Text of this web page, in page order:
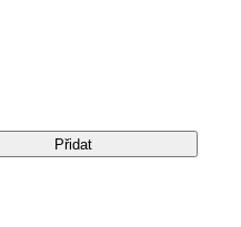
Přidat